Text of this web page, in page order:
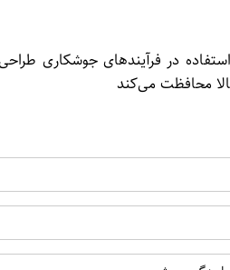
است که برای استفاده در